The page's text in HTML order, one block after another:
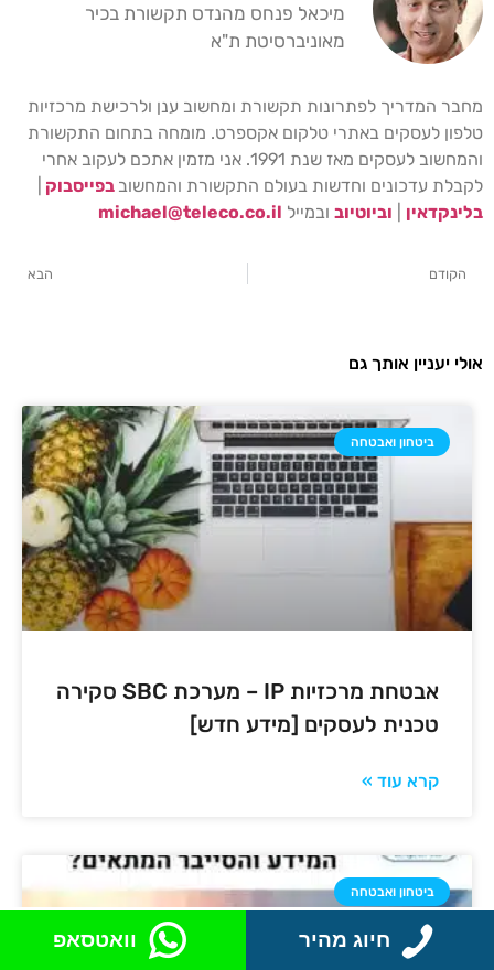
מיכאל פנחס מהנדס תקשורת בכיר
מאוניברסיטת ת"א
מחבר המדריך לפתרונות תקשורת ומחשוב ענן ולרכישת מרכזיות
טלפון לעסקים באתרי טלקום אקספרט. מומחה בתחום התקשורת
והמחשוב לעסקים מאז שנת 1991. אני מזמין אתכם לעקוב אחרי
לקבלת עדכונים וחדשות בעולם התקשורת והמחשוב בפייסבוק
בלינקדאין
וביוטיוב ובמייל michael@teleco.co.il
הקודם הבא
אולי יעניין אותך גם
ביטחון ואבטחה
אבטחת מרכזיות IP – מערכת SBC סקירה
טכנית לעסקים [מידע חדש]
קרא עוד »
ביטחון ואבטחה
חיוג מהיר וואטסאפ